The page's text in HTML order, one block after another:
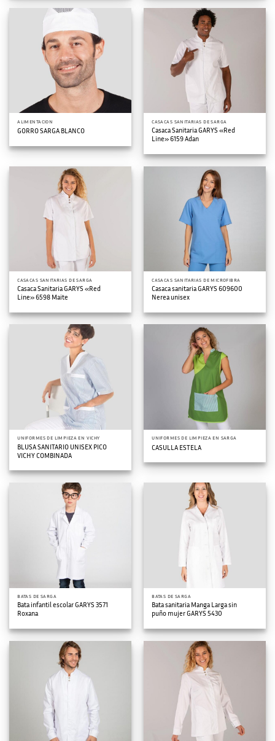
ALIMENTACION
GORRO SARGA BLANCO
CASACAS SANITARIAS DE SARGA
Casaca Sanitaria GARYS «Red
Line» 6159 Adan
CASACAS SANITARIAS DE SARGA
Casaca Sanitaria GARYS «Red
Line» 6598 Maite
CASACAS SANITARIAS DE MICROFIBRA
Casaca sanitaria GARYS 609600
Nerea unisex
UNIFORMES DE LIMPIEZA EN VICHY
BLUSA SANITARIO UNISEX PICO
VICHY COMBINADA
UNIFORMES DE LIMPIEZA EN SARGA
CASULLA ESTELA
BATAS DE SARGA
Bata infantil escolar GARYS 3571
Roxana
BATAS DE SARGA
Bata sanitaria Manga Larga sin
puño mujer GARYS 5430